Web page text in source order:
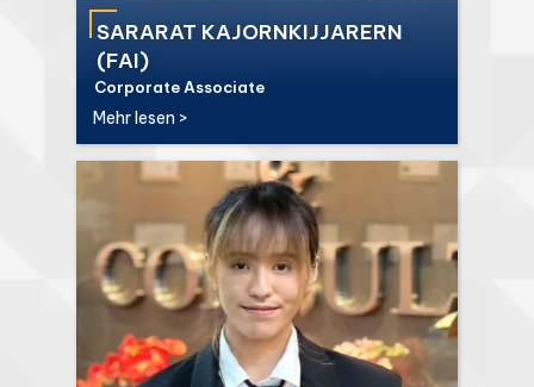
SARARAT KAJORNKIJJARERN
(FAI)
Corporate Associate
Mehr lesen >